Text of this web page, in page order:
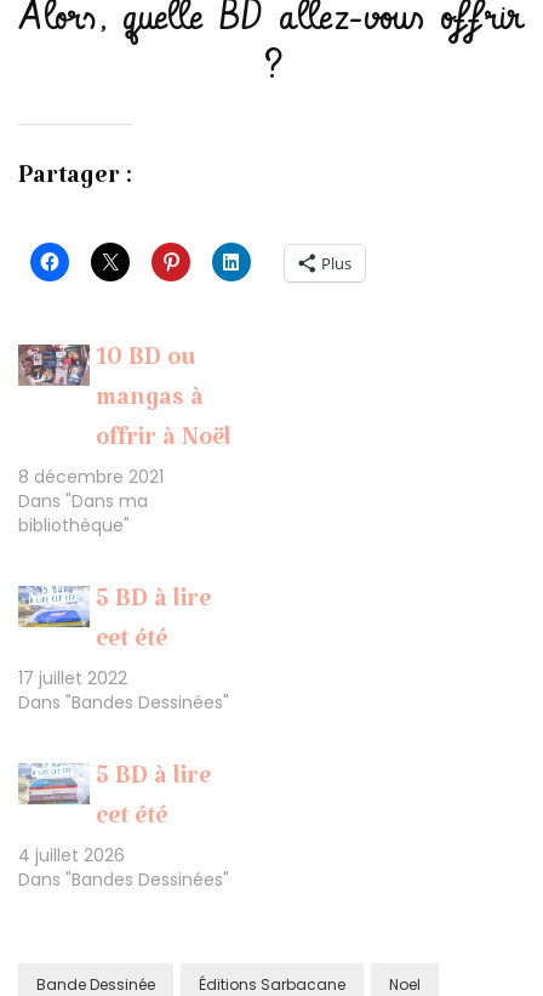
Alors, quelle BD allez-vous offrir
?
Partager :
Plus
10 BD ou
mangas à
offrir à Noël
8 décembre 2021
Dans "Dans ma
bibliothèque"
5 BD à lire
cet été
17 juillet 2022
Dans "Bandes Dessinées"
5 BD à lire
cet été
4 juillet 2026
Dans "Bandes Dessinées"
Bande Dessinée Éditions Sarbacane Noel